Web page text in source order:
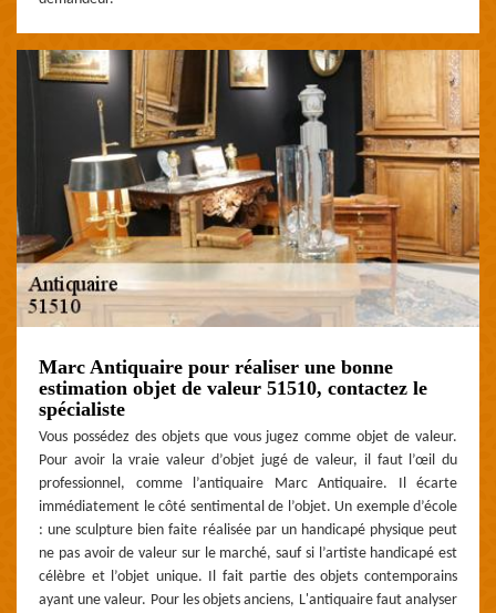
Marc Antiquaire pour réaliser une bonne
estimation objet de valeur 51510, contactez le
spécialiste
Vous possédez des objets que vous jugez comme objet de valeur.
Pour avoir la vraie valeur d’objet jugé de valeur, il faut l’œil du
professionnel, comme l’antiquaire Marc Antiquaire. Il écarte
immédiatement le côté sentimental de l’objet. Un exemple d’école
: une sculpture bien faite réalisée par un handicapé physique peut
ne pas avoir de valeur sur le marché, sauf si l’artiste handicapé est
célèbre et l’objet unique. Il fait partie des objets contemporains
ayant une valeur. Pour les objets anciens, L'antiquaire faut analyser